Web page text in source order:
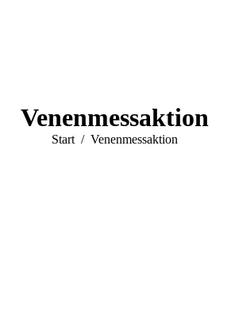
Venenmessaktion
Sie befinden sich hier:
Start Venenmessaktion